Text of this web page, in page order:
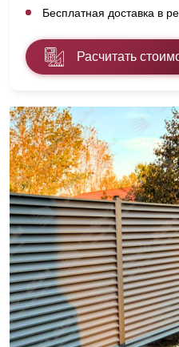
Бесплатная доставка в
Расчитать